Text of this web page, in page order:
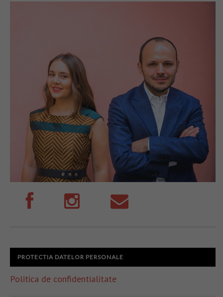
PROTECTIA DATELOR PERSONALE
Politica de confidentialitate